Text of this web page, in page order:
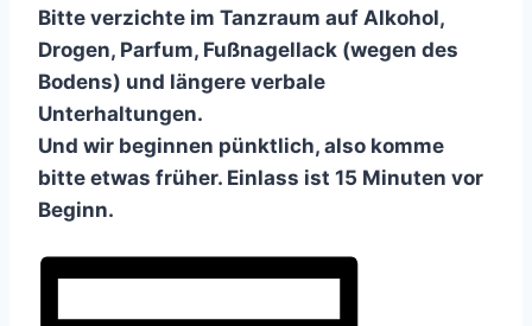
Bitte verzichte im Tanzraum auf Alkohol,
Drogen, Parfum, Fußnagellack (wegen des
Bodens) und längere verbale
Unterhaltungen.
Und wir beginnen pünktlich, also komme
bitte etwas früher. Einlass ist 15 Minuten vor
Beginn.